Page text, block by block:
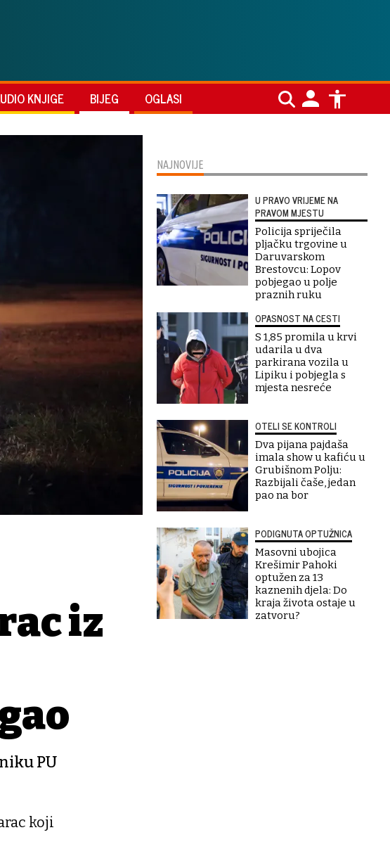
KNJIGE BIJEG OGLASI
iz
PU
koji
NAJNOVIJE
U PRAVO VRIJEME NA
PRAVOM MJESTU
Policija spriječila
pljačku trgovine u
Daruvarskom
Brestovcu: Lopov
pobjegao u polje
praznih ruku
OPASNOST NA CESTI
S 1,85 promila u krvi
udarila u dva
parkirana vozila u
Lipiku i pobjegla s
mjesta nesreće
OTELI SE KONTROLI
Dva pijana pajdaša
imala show u kafiću u
Grubišnom Polju:
Razbijali čaše, jedan
pao na bor
PODIGNUTA OPTUŽNICA
Masovni ubojica
Krešimir Pahoki
optužen za 13
kaznenih djela: Do
kraja života ostaje u
zatvoru?